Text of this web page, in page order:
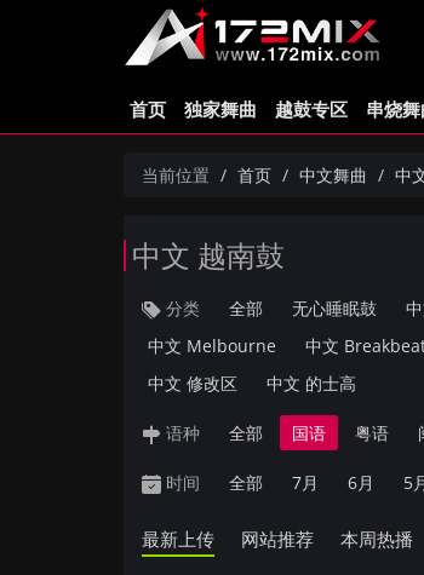
首页 独家舞曲 越鼓专区 串烧舞
当前位置 首页 中文舞曲 中
中文 越南鼓
分类 全部 无心睡眠鼓
中文 Melbourne
中文
中文 修改区
中文 的士高
语种 全部 国语 粤语
时间 全部 7月 6月 5
最新上传 网站推荐 本周热播